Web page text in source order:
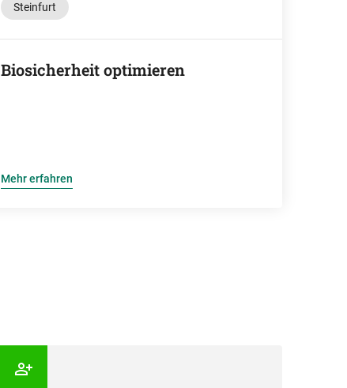
Steinfurt
Biosicherheit optimieren
Mehr erfahren